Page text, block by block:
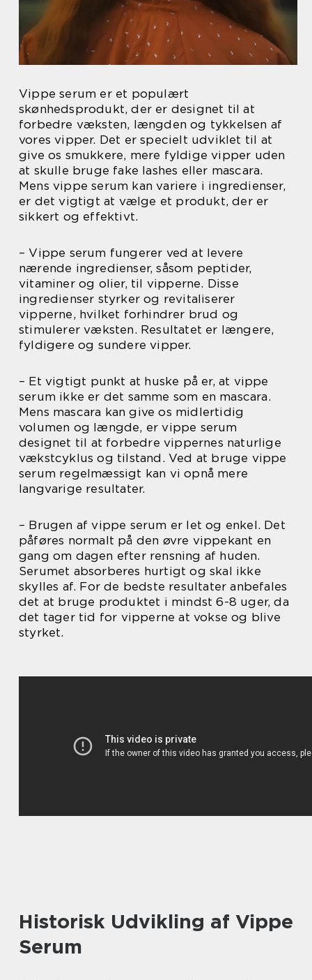
Vippe serum er et populært
skønhedsprodukt, der er designet til at
forbedre væksten, længden og tykkelsen af
vores vipper. Det er specielt udviklet til at
give os smukkere, mere fyldige vipper uden
at skulle bruge fake lashes eller mascara.
Mens vippe serum kan variere i ingredienser,
er det vigtigt at vælge et produkt, der er
sikkert og effektivt.
– Vippe serum fungerer ved at levere
nærende ingredienser, såsom peptider,
vitaminer og olier, til vipperne. Disse
ingredienser styrker og revitaliserer
vipperne, hvilket forhindrer brud og
stimulerer væksten. Resultatet er længere,
fyldigere og sundere vipper.
– Et vigtigt punkt at huske på er, at vippe
serum ikke er det samme som en mascara.
Mens mascara kan give os midlertidig
volumen og længde, er vippe serum
designet til at forbedre vippernes naturlige
vækstcyklus og tilstand. Ved at bruge vippe
serum regelmæssigt kan vi opnå mere
langvarige resultater.
– Brugen af vippe serum er let og enkel. Det
påføres normalt på den øvre vippekant en
gang om dagen efter rensning af huden.
Serumet absorberes hurtigt og skal ikke
skylles af. For de bedste resultater anbefales
det at bruge produktet i mindst 6-8 uger, da
det tager tid for vipperne at vokse og blive
styrket.
Historisk Udvikling af Vippe
Serum